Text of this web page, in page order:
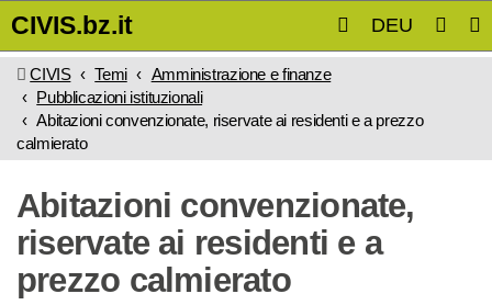
Vai
contenuto
principale
CIVIS.bz.it DEU
CIVIS Temi
Amministrazione e finanze
Pubblicazioni istituzionali
Abitazioni convenzionate, riservate ai residenti e a prezzo
calmierato
Abitazioni convenzionate,
riservate ai residenti e a
prezzo calmierato